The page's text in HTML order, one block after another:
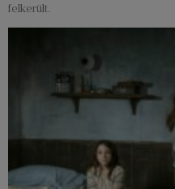
felkerült.